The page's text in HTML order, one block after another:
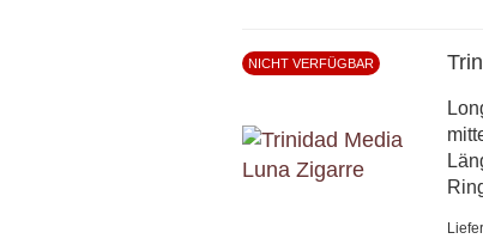
NICHT VERFÜGBAR